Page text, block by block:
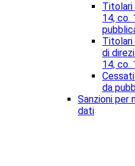
Titolari
14, co.
Titolari
di
14, co.
da
Sanzioni per
dati